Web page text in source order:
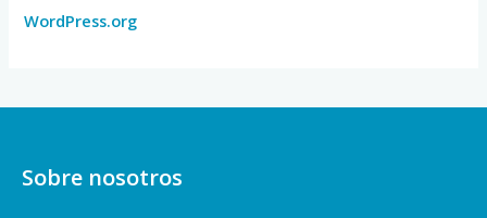
WordPress.org
Sobre nosotros